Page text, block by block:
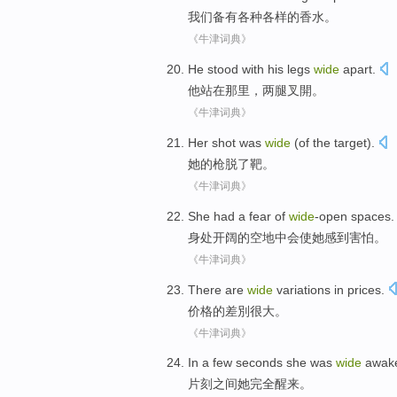
我们备有各种各样的香水。
《牛津词典》
He stood with his legs wide apart
他站在那里 ，两腿叉 開 。
《牛津词典》
Her shot was wide (of the target).
她的枪脱了靶。
《牛津词典》
She had a fear of wide-open spaces
身处开阔的空地中会使她感到害怕。
《牛津词典》
There are wide variations in prices
价格的差別很大。
《牛津词典》
In a few seconds she was wide
片刻 之间她完全醒来。